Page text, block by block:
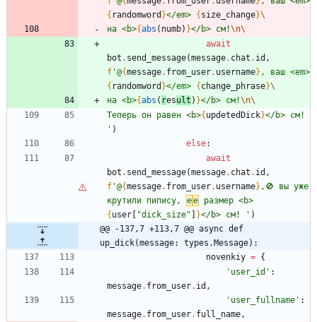
{ randomword }</em> { size_change}\
на <b>{abs ( numb) }</b> см!\n\
await
bot . send_message(message. chat . id ,
f '@{message. from_user. username} , ваш <em>
{ randomword }</em> { change_phrase}\
на <b>{abs ( result ) }</b> см!\n\
Теперь он равен <b>{ updetedDick}
' )
else:
await
bot . send_message(message. chat . id ,
f '@{message. from_user. username} ,🚫 вы уже
крутили пипису, ее размер <b>
{ user "dick_size" }</b> см! ' )
@@ -137,7 +113,7 @@ async def
up_dick(message: types.Message):
novenkiy = {
' user_id ' :
message. from_user. id ,
' user_fullname ' :
message. from_user. full_name,